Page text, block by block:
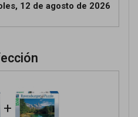
12 de agosto de 2026
+